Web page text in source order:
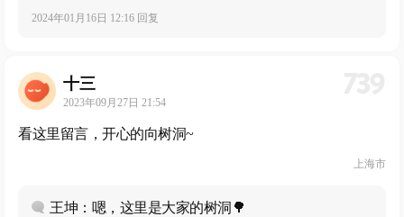
2024年01月16日 12:16 回复
十三
2023年09月27日 21:54
看这里留言，开心的向树洞~
上海市
王坤：嗯，这里是大家的树洞🌳